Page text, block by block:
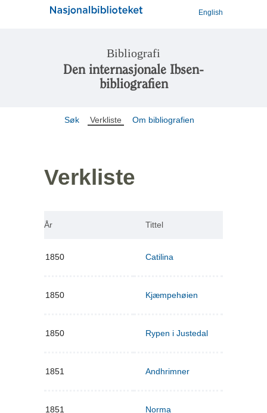
English
Bibliografi
Den internasjonale Ibsen-
bibliografien
Søk Verkliste Om bibliografien
Verkliste
År Tittel
1850 Catilina
1850 Kjæmpehøien
1850 Rypen i Justedal
1851 Andhrimner
1851 Norma